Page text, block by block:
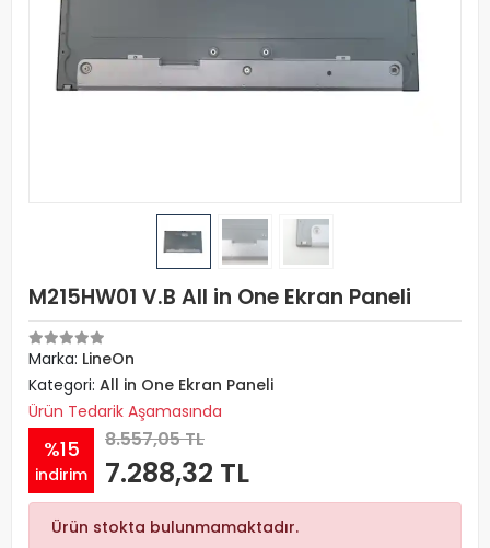
M215HW01 V.B All in One Ekran Paneli
Marka: LineOn
Kategori: All in One Ekran Paneli
Ürün Tedarik Aşamasında
%15
indirim
8.557,05 TL
7.288,32 TL
Ürün stokta bulunmamaktadır.